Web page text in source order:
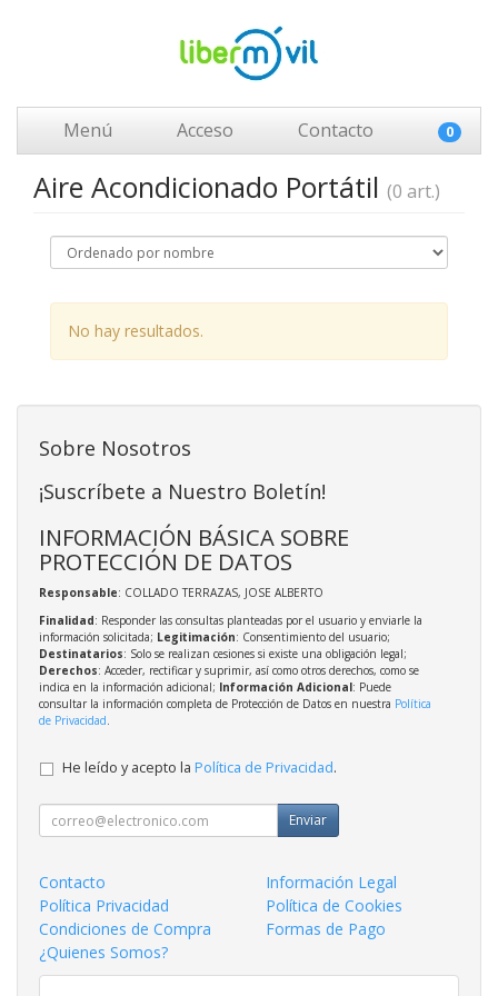
Menú Acceso Contacto 0
Aire Acondicionado Portátil (0 art.)
No hay resultados.
Sobre Nosotros
¡Suscríbete a Nuestro Boletín!
INFORMACIÓN BÁSICA SOBRE
PROTECCIÓN DE DATOS
Responsable: COLLADO TERRAZAS, JOSE ALBERTO
Finalidad: Responder las consultas planteadas por el usuario y enviarle la
información solicitada; Legitimación: Consentimiento del usuario;
Destinatarios: Solo se realizan cesiones si existe una obligación legal;
Derechos: Acceder, rectificar y suprimir, así como otros derechos, como se
indica en la información adicional; Información Adicional: Puede
consultar la información completa de Protección de Datos en nuestra Política
de Privacidad.
He leído y acepto la Política de Privacidad.
Enviar
Contacto
Información Legal
Política Privacidad
Política de Cookies
Condiciones de Compra
Formas de Pago
¿Quienes Somos?